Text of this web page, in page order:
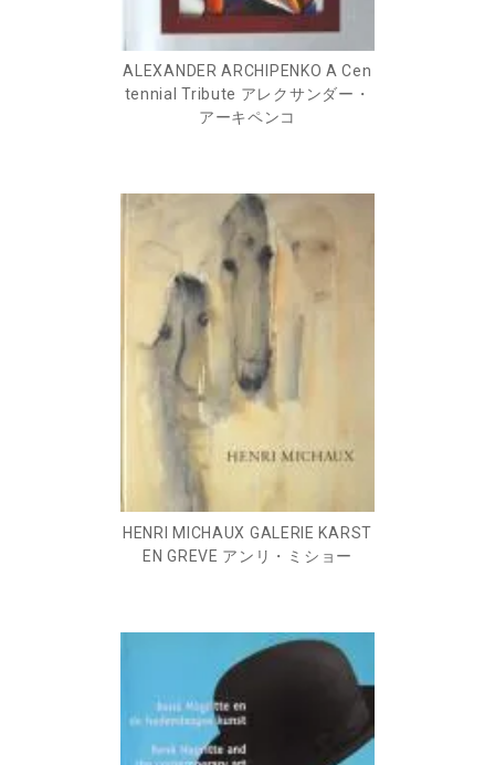
ALEXANDER ARCHIPENKO A Cen
tennial Tribute アレクサンダー・
アーキペンコ
HENRI MICHAUX GALERIE KARST
EN GREVE アンリ・ミショー